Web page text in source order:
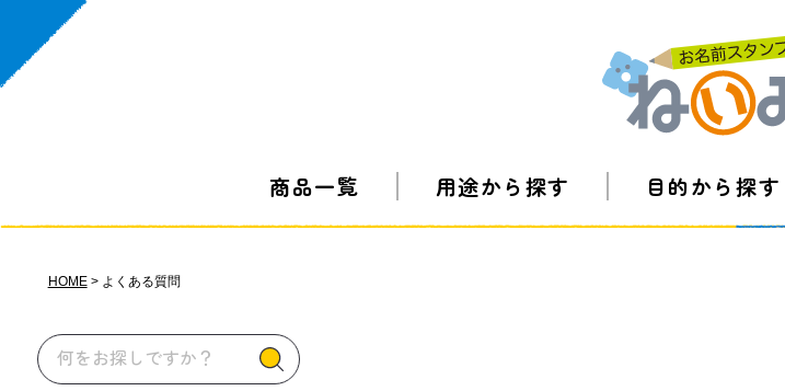
商品一覧 用途から探す 目的から探す
HOME よくある質問